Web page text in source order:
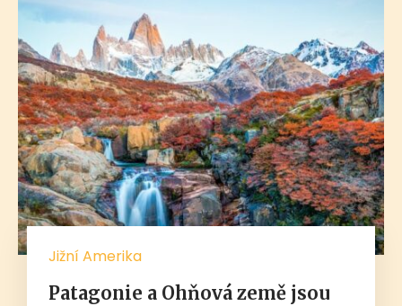
Jižní Amerika
Patagonie a Ohňová země jsou